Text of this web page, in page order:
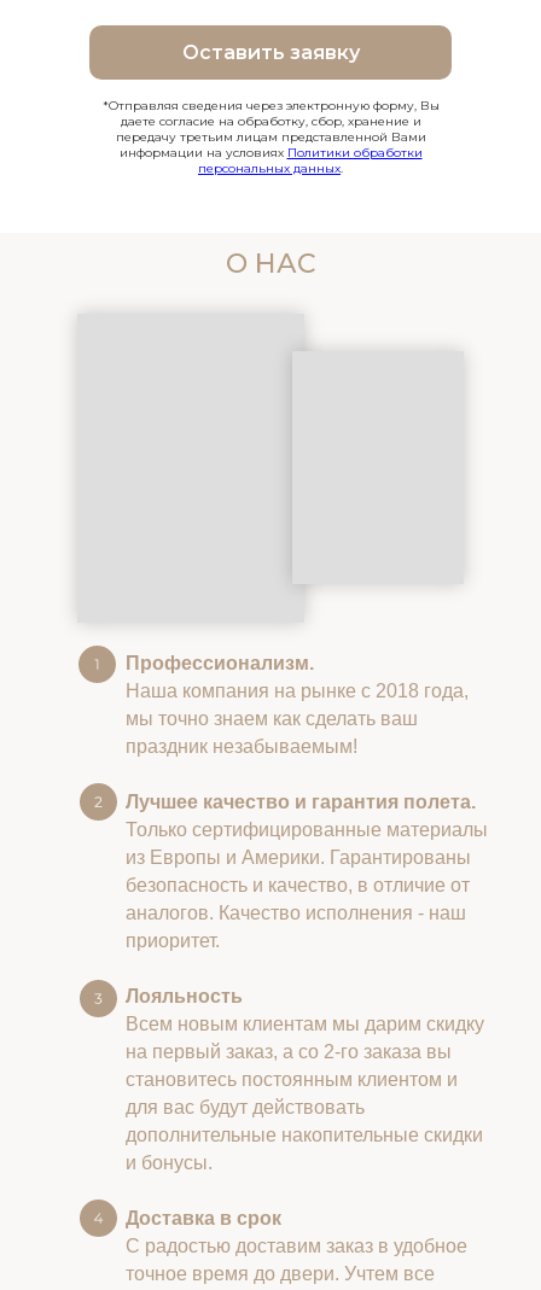
Оставить заявку
*Отправляя сведения через электронную форму, Вы
даете согласие на обработку, сбор, хранение и
передачу третьим лицам представленной Вами
информации на условиях Политики обработки
персональных данных.
О НАС
Профессионализм.
Наша компания на рынке с 2018 года,
мы точно знаем как сделать ваш
праздник незабываемым!
Лучшее качество и гарантия полета.
Только сертифицированные материалы
из Европы и Америки. Гарантированы
безопасность и качество, в отличие от
аналогов. Качество исполнения - наш
приоритет.
Лояльность
Всем новым клиентам мы дарим скидку
на первый заказ, а со 2-го заказа вы
становитесь постоянным клиентом и
для вас будут действовать
дополнительные накопительные скидки
и бонусы.
Доставка в срок
С радостью доставим заказ в удобное
точное время до двери. Учтем все